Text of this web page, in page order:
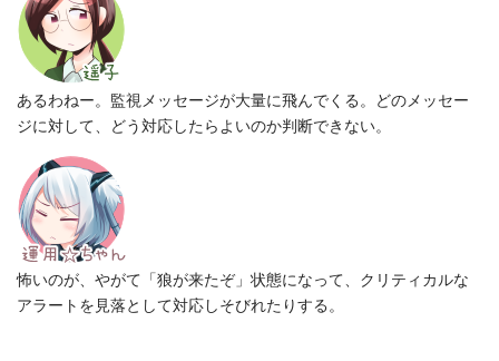
あるわねー。監視メッセージが大量に飛んでくる。どのメッセー
ジに対して、どう対応したらよいのか判断できない。
怖いのが、やがて「狼が来たぞ」状態になって、クリティカルな
アラートを見落として対応しそびれたりする。